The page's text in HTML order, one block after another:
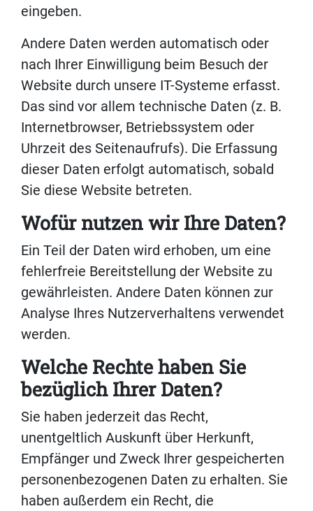
eingeben.
Andere Daten werden automatisch oder
nach Ihrer Einwilligung beim Besuch der
Website durch unsere IT-Systeme erfasst.
Das sind vor allem technische Daten (z. B.
Internetbrowser, Betriebssystem oder
Uhrzeit des Seitenaufrufs). Die Erfassung
dieser Daten erfolgt automatisch, sobald
Sie diese Website betreten.
Wofür nutzen wir Ihre Daten?
Ein Teil der Daten wird erhoben, um eine
fehlerfreie Bereitstellung der Website zu
gewährleisten. Andere Daten können zur
Analyse Ihres Nutzerverhaltens verwendet
werden.
Welche Rechte haben Sie
bezüglich Ihrer Daten?
Sie haben jederzeit das Recht,
unentgeltlich Auskunft über Herkunft,
Empfänger und Zweck Ihrer gespeicherten
personenbezogenen Daten zu erhalten. Sie
haben außerdem ein Recht, die